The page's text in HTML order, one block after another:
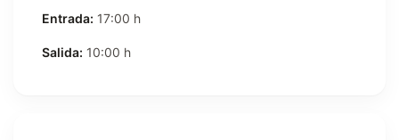
Entrada: 17:00 h
Salida: 10:00 h